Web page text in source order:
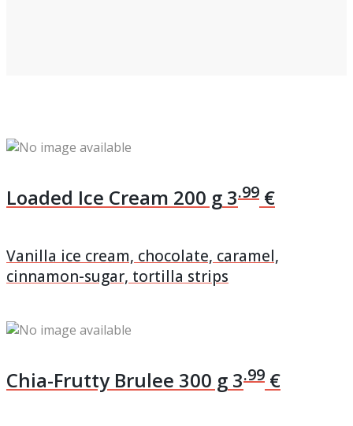
Loaded Ice Cream 200 g 3.99 €
Vanilla ice cream, chocolate, caramel,
cinnamon-sugar, tortilla strips
Chia-Frutty Brulee 300 g 3.99 €